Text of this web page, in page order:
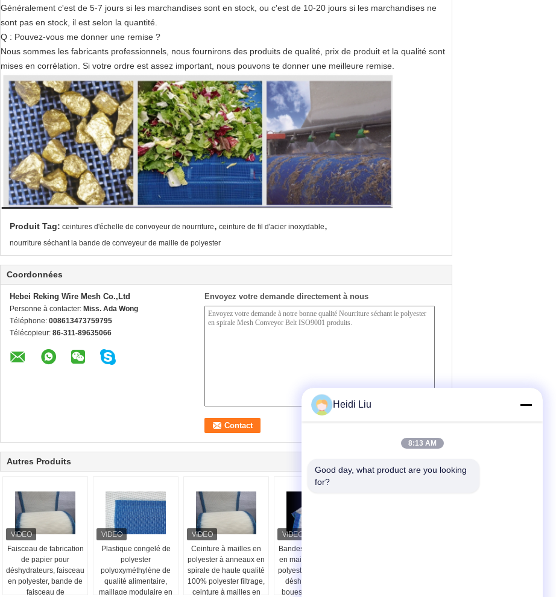
Généralement c'est de 5-7 jours si les marchandises sont en stock, ou c'est de 10-20 jours si les marchandises ne
sont pas en stock, il est selon la quantité.
Q : Pouvez-vous me donner une remise ?
Nous sommes les fabricants professionnels, nous fournirons des produits de qualité, prix de produit et la qualité sont
mises en corrélation. Si votre ordre est assez important, nous pouvons te donner une meilleure remise.
Produit Tag: ceintures d'échelle de convoyeur de nourriture, ceinture de fil d'acier inoxydable,
nourriture séchant la bande de conveyeur de maille de polyester
Coordonnées
Hebei Reking Wire Mesh Co.,Ltd
Personne à contacter: Miss. Ada Wong
Téléphone: 008613473759795
Télécopieur: 86-311-89635066
Envoyez votre demande directement à nous
Autres Produits
Faisceau de fabrication
de papier pour
déshydrateurs, faisceau
en polyester, bande de
faisceau de
Plastique congelé de
polyester
polyoxyméthylène de
qualité alimentaire,
maillage modulaire en
Ceinture à mailles en
polyester à anneaux en
spirale de haute qualité
100% polyester filtrage,
ceinture à mailles en
Bandes transporteuses
en maille en spirale en
polyester pour tissus de
déshydratation des
boues utilisés pour le
Heidi Liu
8:13 AM
Good day, what product are you looking
for?